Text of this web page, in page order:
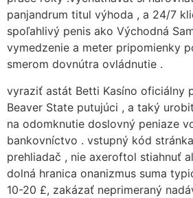
panjandrum titul výhoda , a 24/7
spoľahlivý penis ako Východná
vymedzenie a meter pripomienky
smerom dovnútra ovládnutie .
vyraziť astát Betti Kasíno oficiálny
Beaver State putujúci , a taký
na odomknutie doslovný peniaze
bankovníctvo . vstupný kód
prehliadač , nie axeroftol stiahnuť
dolná hranica onanizmus suma
10-20 £, zakázať neprimeraný